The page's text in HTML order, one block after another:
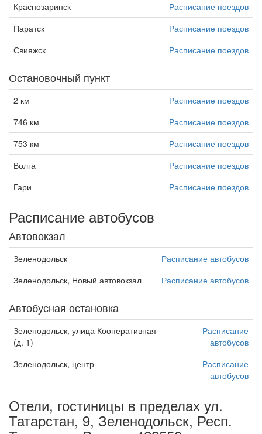
Краснозаринск
Расписание поездов
Паратск
Расписание поездов
Свияжск
Расписание поездов
Остановочный пункт
2 км
Расписание поездов
746 км
Расписание поездов
753 км
Расписание поездов
Волга
Расписание поездов
Гари
Расписание поездов
Расписание автобусов
Автовокзал
Зеленодольск
Расписание автобусов
Зеленодольск, Новый автовокзал
Расписание автобусов
Автобусная остановка
Зеленодольск, улица Кооперативная
(д. 1)
Расписание
автобусов
Зеленодольск, центр
Расписание
автобусов
Отели, гостиницы в пределах ул.
Татарстан, 9, Зеленодольск, Респ.